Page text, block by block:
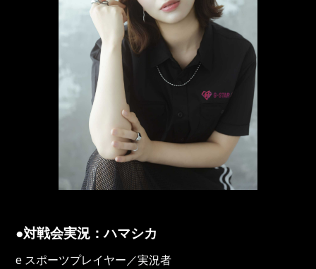
●対戦会実況：ハマシカ
e スポーツプレイヤー／実況者